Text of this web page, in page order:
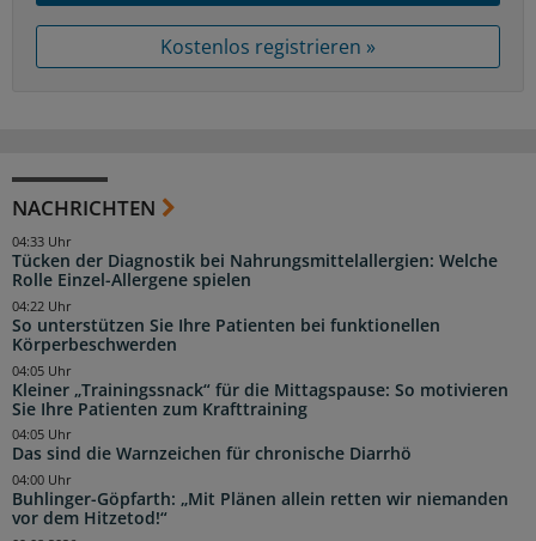
Kostenlos registrieren »
NACHRICHTEN
Tücken der Diagnostik bei Nahrungsmittelallergien: Welche
Rolle Einzel-Allergene spielen
04:33 Uhr
So unterstützen Sie Ihre Patienten bei funktionellen
Körperbeschwerden
04:22 Uhr
Kleiner „Trainingssnack“ für die Mittagspause: So motivieren
Sie Ihre Patienten zum Krafttraining
04:05 Uhr
Das sind die Warnzeichen für chronische Diarrhö
04:05 Uhr
Buhlinger-Göpfarth: „Mit Plänen allein retten wir niemanden
vor dem Hitzetod!“
04:00 Uhr